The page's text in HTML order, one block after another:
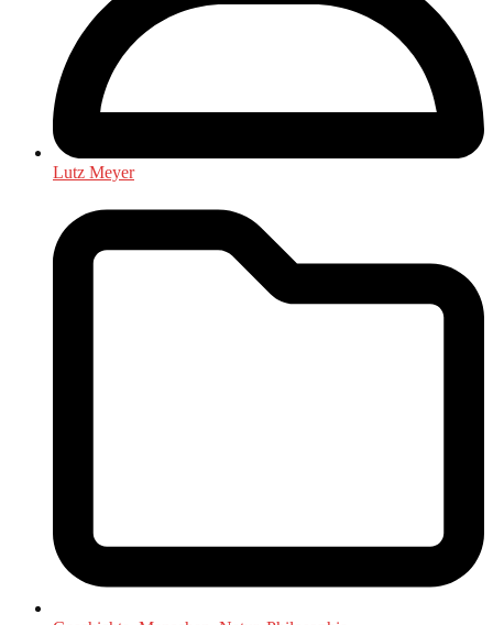
Lutz Meyer